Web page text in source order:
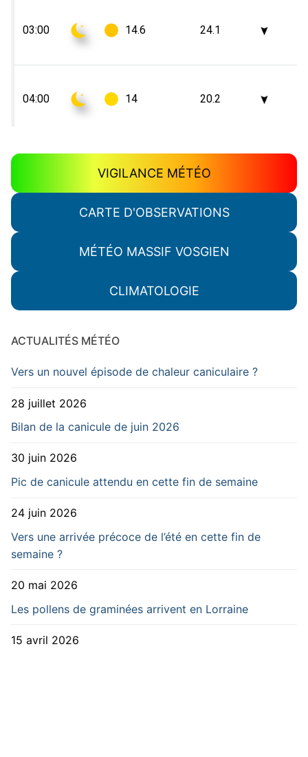
VIGILANCE MÉTÉO
CARTE D'OBSERVATIONS
MÉTÉO MASSIF VOSGIEN
CLIMATOLOGIE
ACTUALITÉS MÉTÉO
Vers un nouvel épisode de chaleur caniculaire ?
28 juillet 2026
Bilan de la canicule de juin 2026
30 juin 2026
Pic de canicule attendu en cette fin de semaine
24 juin 2026
Vers une arrivée précoce de l’été en cette fin de
semaine ?
20 mai 2026
Les pollens de graminées arrivent en Lorraine
15 avril 2026